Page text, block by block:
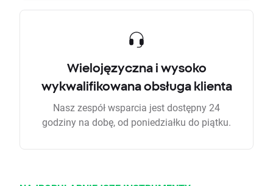
Wielojęzyczna i wysoko
wykwalifikowana obsługa klienta
Nasz zespół wsparcia jest dostępny 24
godziny na dobę, od poniedziałku do piątku.